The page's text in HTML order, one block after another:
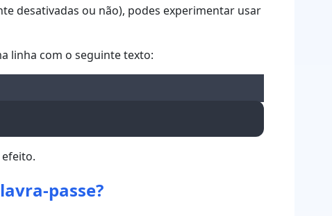
desativadas ou não), podes experimentar usar
linha com o seguinte texto:
passe?